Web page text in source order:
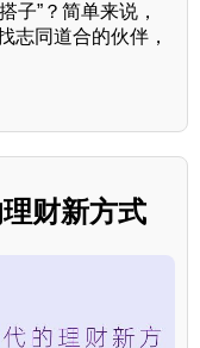
子”？简单来说，
志同道合的伙伴，
财新方式